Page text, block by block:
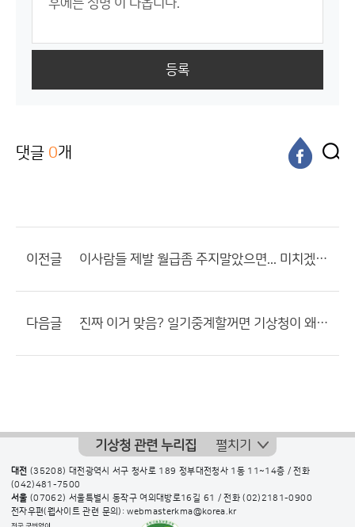
등록
댓글 0개
이전글 이사람들 제발 월급좀 주지말았으면... 미치겠네... 진짜
다음글 진짜 이거 맞음? 일기중계할꺼면 기상청이 왜필요함??
기상청 관련 누리집 펼치기
대전 (35208) 대전광역시 서구 청사로 189 정부대전청사 1동 11~14층 / 전화
(042)481-7500
서울 (07062) 서울특별시 동작구 여의대방로16길 61 / 전화(02)2181-0900
전자우편(웹사이트 관련 문의): webmasterkma@korea.kr